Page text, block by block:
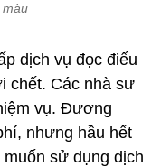
dịch vụ đọc điếu
chết. Các nhà sư
vụ. Đương
nhưng hầu hết
sử dụng dịch